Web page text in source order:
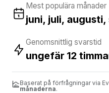
Mest populära månader
juni, juli,
Genomsnittlig svarstid
ungefär 12
Baserat på förfrågningar via
månaderna.